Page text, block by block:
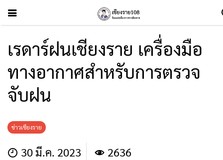
เรดาร์ฝนเชียงราย เครื่องมือ
ทางอากาศสำหรับการตรวจ
จับฝน
ข่าวเชียงราย
30 มี.ค. 2023 2636